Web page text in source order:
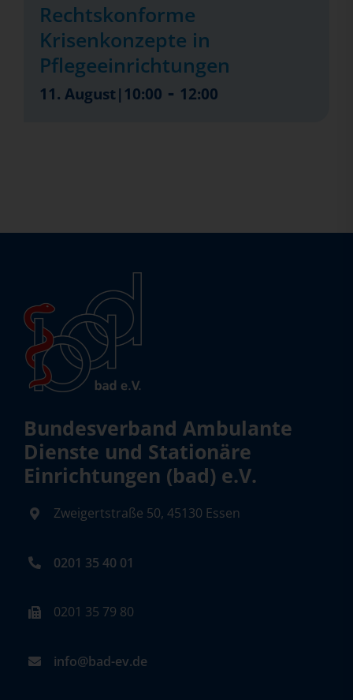
Rechtskonforme
Krisenkonzepte in
Pflegeeinrichtungen
11. August|10:00 - 12:00
Bundesverband Ambulante
Dienste und Stationäre
Einrichtungen (bad) e.V.
Zweigertstraße 50, 45130 Essen
0201 35 40 01
0201 35 79 80
info@bad-ev.de